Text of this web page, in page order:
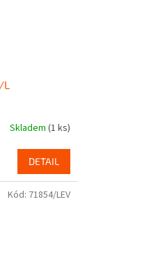
L
Skladem (1 ks)
DETAIL
Kód: 71854/LEV